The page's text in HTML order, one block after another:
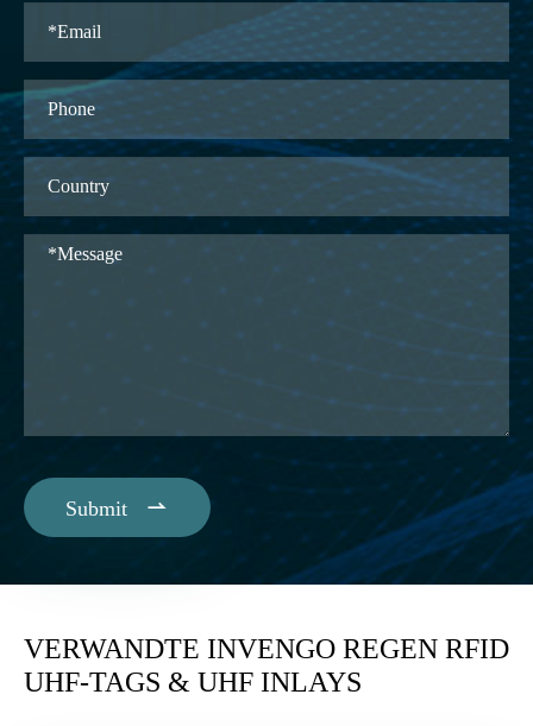
Submit 
VERWANDTE INVENGO REGEN RFID
UHF-TAGS & UHF INLAYS